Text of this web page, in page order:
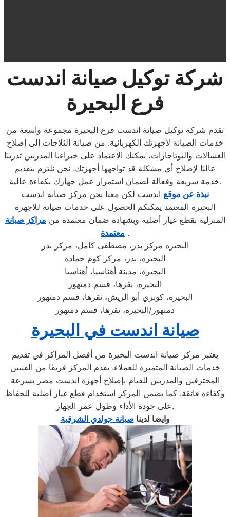
شركة توكيل صيانة اندست
فرع البحيرة
تقدم شركة توكيل صيانة اندست فرع البحيرة مجموعة واسعة من
خدمات الصيانة لأجهزتك الكهربائية. من صيانة الثلاجات إلى إصلاح
الغسالات والبوتاجازات، يمكنك الاعتماد على خبراءنا المدربين تدريبًا
عاليًا لإصلاح أي مشكلة قد تواجهها أجهزتك. نحن نلتزم بتقديم
خدمة سريعة وفعالة لضمان استمرار عمل جهازك بكفاءة عالية.
نبذة عن موقع اندست لكن معنا نحن مركز صيانة اندست
البحيرة المعتمد يمكنكم الحصول علي خدمات صيانة للاجهزة
المنزلية بقطع غيار أصلية وبشهادة ضمان معتمدة من مراكز صيانة
معتمدة .
البحيره مركز بدر، مصطفى كامل، مركز بدر
البحيره، بدر، مركز كوم حمادة
البحيرة، مدينة أهناسيا، أهناسيا
البحيره، نقرها، قسم دمنهور
البحيرة، كوبري أبو الريش، نقرها، قسم دمنهور
دمنهور/البحيره، نقرها، قسم دمنهور
صيانة اندست في البحيرة
يعتبر مركز صيانة اندست البحيرة من أفضل المراكز في تقديم
خدمات الصيانة المتميزة للعملاء. يقدم المركز فريقًا من الفنيين
المحترفين والمدربين للقيام بإصلاح أجهزة اندست مصر بسرعة
وكفاءة فائقة. كما يضمن المركز استخدام قطع غيار أصلية للحفاظ
على جودة الأداء وطول عمر الجهاز.
وايضا لدينا صيانة جولدي الشرقية